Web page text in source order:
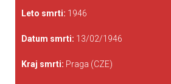
Leto smrti: 1946
Datum smrti: 13/02/1946
Kraj smrti: Praga (CZE)